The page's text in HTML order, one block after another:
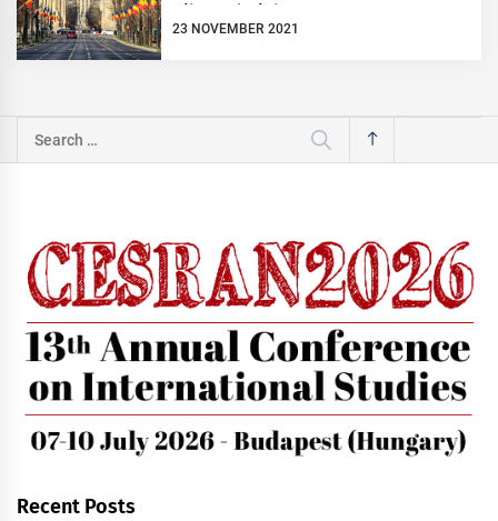
Bilateral Dialogue
23 NOVEMBER 2021
Search
for:
Recent Posts